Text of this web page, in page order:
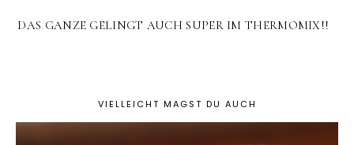
DAS GANZE GELINGT AUCH SUPER IM THERMOMIX!!
VIELLEICHT MAGST DU AUCH